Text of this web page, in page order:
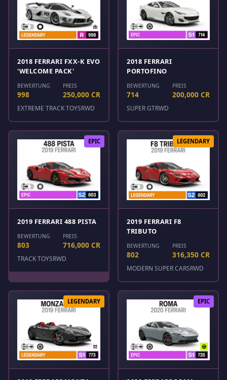
2018 FERRARI FXX-K EVO
'WELCOME PACK'
BEWERTUNG
998
PREIS
250,000 CR
EXTREME TRACK TOYSRWD
2018 FERRARI
PORTOFINO
BEWERTUNG
714
PREIS
200,000 CR
SUPER GTRWD
EPIC
2019 FERRARI 488 PISTA
BEWERTUNG
803
PREIS
716,000 CR
TRACK TOYSRWD
LEGENDARY
2019 FERRARI F8
TRIBUTO
BEWERTUNG
802
PREIS
316,350 CR
MODERN SUPER CARSRWD
LEGENDARY EPIC